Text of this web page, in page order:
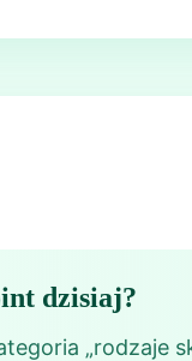
dzisiaj?
„rodzaje